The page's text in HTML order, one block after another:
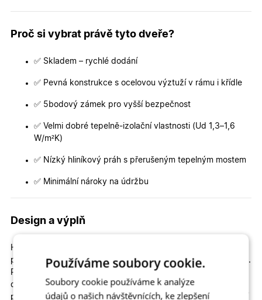
Proč si vybrat právě tyto dveře?
✅ Skladem – rychlé dodání
✅ Pevná konstrukce s ocelovou výztuží v rámu i křídle
✅ 5bodový zámek pro vyšší bezpečnost
✅ Velmi dobré tepelně-izolační vlastnosti (Ud 1,3–1,6
W/m²K)
✅ Nízký hliníkový práh s přerušeným tepelným mostem
✅ Minimální nároky na údržbu
Design a výplň
Hlavní křídlo s panelem Venus zaujme třemi elegantními
podlouhlými proskleními umístěnými nad sebou na straně kliky.
Prosklení je navíc orámováno dekorativním INOXem, který
dveřím dodává moderní a luxusní vzhled. Díky proskleným
prvkům působí dveře vzdušněji a přirozeně prosvětlují vstupní
Používáme soubory cookie.
Soubory cookie používáme k analýze
údajů o našich návštěvnících, ke zlepšení